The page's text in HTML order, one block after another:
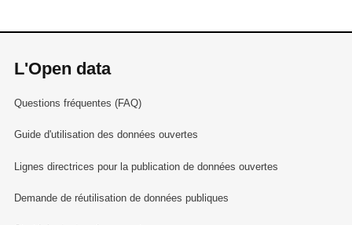
L'Open data
Questions fréquentes (FAQ)
Guide d'utilisation des données ouvertes
Lignes directrices pour la publication de données ouvertes
Demande de réutilisation de données publiques